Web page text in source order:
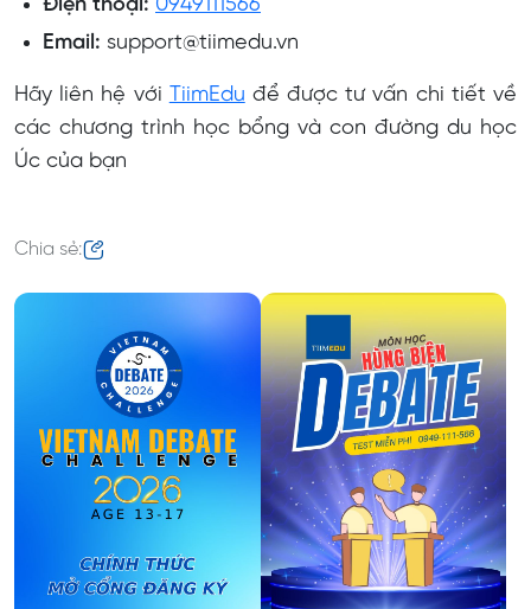
Điện thoại: 0949111566
Email: support@tiimedu.vn
Hãy liên hệ với TiimEdu để được tư vấn chi tiết về
các chương trình học bổng và con đường du học
Úc của bạn
Chia sẻ: